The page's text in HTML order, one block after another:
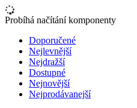
Probíhá načítání komponenty
Doporučené
Nejlevnější
Nejdražší
Dostupné
Nejnovější
Nejprodávanejší